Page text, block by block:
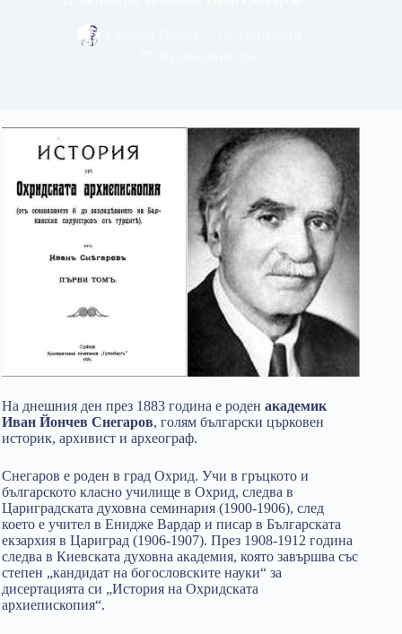
На днешния ден през 1883 година е роден академик
Иван Йончев Снегаров, голям български църковен
историк, архивист и археограф.
Снегaров е роден в град Охрид. Учи в гръцкото и
българското класно училище в Охрид, следва в
Цариградската духовна семинария (1900-1906), след
което е учител в Енидже Вардар и писар в Българската
екзархия в Цариград (1906-1907). През 1908-1912 година
следва в Киевската духовна академия, която завършва със
степен „кандидат на богословските науки“ за
дисертацията си „История на Охридската
архиепископия“.